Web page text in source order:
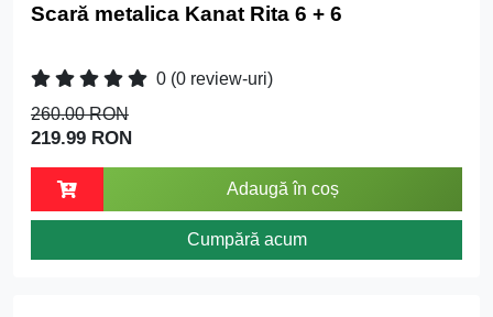
Scară metalica Kanat Rita 6 + 6
0 (0 review-uri)
260.00 RON
219.99 RON
Adaugă în coș
Cumpără acum